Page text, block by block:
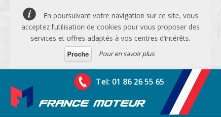
En poursuivant votre navigation sur ce site, vous
acceptez l’utilisation de cookies pour vous proposer des
services et offres adaptés à vos centres d’intérêts.
Proche
Pour en savoir plus
Tel: 01 86 26 55 65